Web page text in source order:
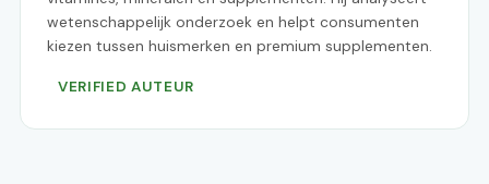
wetenschappelijk onderzoek en helpt consumenten
kiezen tussen huismerken en premium supplementen.
VERIFIED AUTEUR